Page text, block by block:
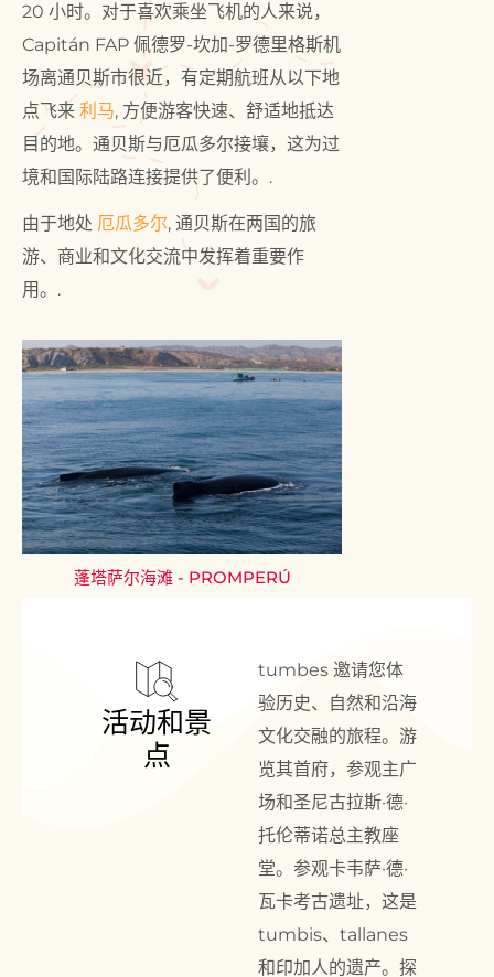
20 小时。对于喜欢乘坐飞机的人来说，
Capitán FAP 佩德罗-坎加-罗德里格斯机
场离通贝斯市很近，有定期航班从以下地
点飞来 利马, 方便游客快速、舒适地抵达
目的地。通贝斯与厄瓜多尔接壤，这为过
境和国际陆路连接提供了便利。.
由于地处 厄瓜多尔, 通贝斯在两国的旅
游、商业和文化交流中发挥着重要作
用。.
蓬塔萨尔海滩 - PROMPERÚ
活动和景
点
tumbes 邀请您体
验历史、自然和沿海
文化交融的旅程。游
览其首府，参观主广
场和圣尼古拉斯·德·
托伦蒂诺总主教座
堂。参观卡韦萨·德·
瓦卡考古遗址，这是
tumbis、tallanes
和印加人的遗产。探